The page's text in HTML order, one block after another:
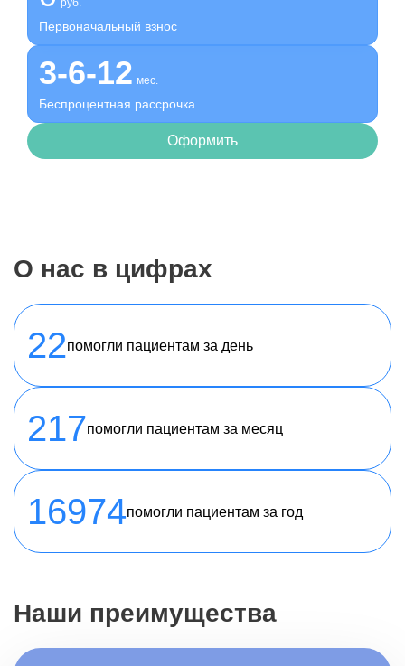
руб.
Первоначальный взнос
3-6-12 мес.
Беспроцентная рассрочка
Оформить
О нас в цифрах
22помогли пациентам за день
217помогли пациентам за месяц
16974помогли пациентам за год
Наши преимущества